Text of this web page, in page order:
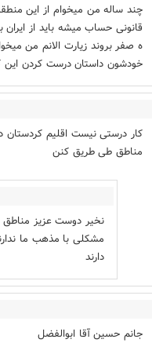
چند ساله من میخوام از این
قانونی حساب میشه باید از
ه صفر بروند زیارت الانم من
خودشون داستان درست کردن این
کار درستی نیست اقلیم کردستان
مناطق طی طریق کنن
مشکلی با مذهب ما
دارند
جانم حسین آقا ابوالفضل